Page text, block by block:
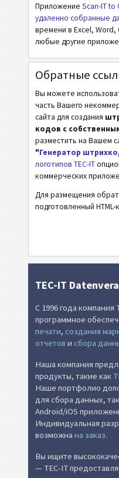
HIBC PAS
HIBC PAS
PPN
PZN7
PZN8
ISBN
Визитки
Приложение Scan-IT to
удаленно собранные
времени в Excel,
любые другие
Обратные
Вы можете
часть Вашего
сайта для создания
кодов с
разместить на Вашем
"Генератор
логотипов TEC-IT
коммерческих
Для размещения
подготовленный HTML-
TEC-IT
С 1996 года компания
программное
печати, создания
отчетов и сбора
Наша компания
продукты, такие как
Наше портфолио
для сбора данных,
Android/iOS
Индивидуальная
возможна на заказ.
Вы ищите
— TEC-IT